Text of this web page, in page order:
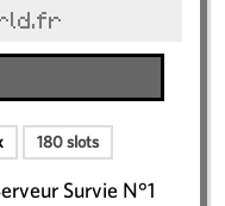
180 slots
Survie N°1